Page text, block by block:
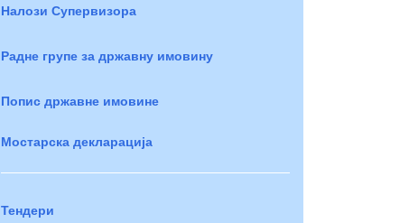
Налози Супервизора
Радне групе за државну имовину
Попис државне имовине
Мостарска декларација
Тендери